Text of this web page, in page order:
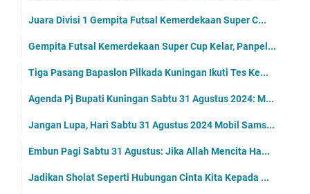
Juara Divisi 1 Gempita Futsal Kemerdekaan Super C...
Gempita Futsal Kemerdekaan Super Cup Kelar, Panpel...
Tiga Pasang Bapaslon Pilkada Kuningan Ikuti Tes Ke...
Agenda Pj Bupati Kuningan Sabtu 31 Agustus 2024: M...
Jangan Lupa, Hari Sabtu 31 Agustus 2024 Mobil Sams...
Embun Pagi Sabtu 31 Agustus: Jika Allah Mencita Ha...
Jadikan Sholat Seperti Hubungan Cinta Kita Kepada ...